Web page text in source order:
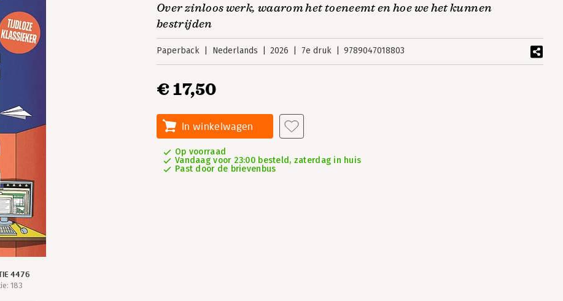
4476
183
Over zinloos werk, waarom het toeneemt en hoe we het kunnen
bestrijden
Paperback Nederlands 2026 7e druk 9789047018803
€ 17,50
In winkelwagen
Op voorraad
Vandaag voor 23:00 besteld, zaterdag in huis
Past door de brievenbus